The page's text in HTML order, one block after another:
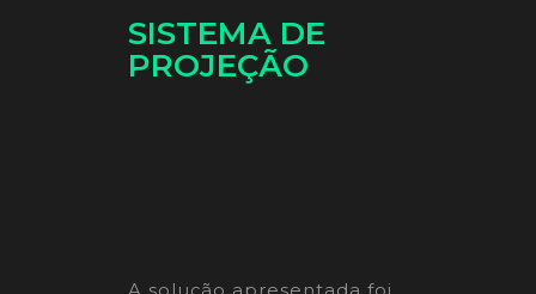
SISTEMA DE
PROJEÇÃO